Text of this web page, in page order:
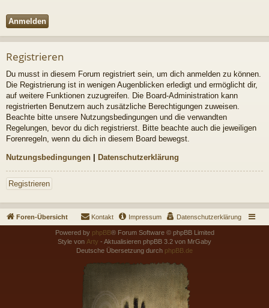
Registrieren
Du musst in diesem Forum registriert sein, um dich anmelden zu können.
Die Registrierung ist in wenigen Augenblicken erledigt und ermöglicht dir,
auf weitere Funktionen zuzugreifen. Die Board-Administration kann
registrierten Benutzern auch zusätzliche Berechtigungen zuweisen.
Beachte bitte unsere Nutzungsbedingungen und die verwandten
Regelungen, bevor du dich registrierst. Bitte beachte auch die jeweiligen
Forenregeln, wenn du dich in diesem Board bewegst.
Nutzungsbedingungen | Datenschutzerklärung
Registrieren
Foren-Übersicht Datenschutzerklärung
Impressum
Kontakt
Powered by phpBB® Forum Software © phpBB Limited
Style von Arty - Aktualisieren phpBB 3.2 von MrGaby
Deutsche Übersetzung durch phpBB.de